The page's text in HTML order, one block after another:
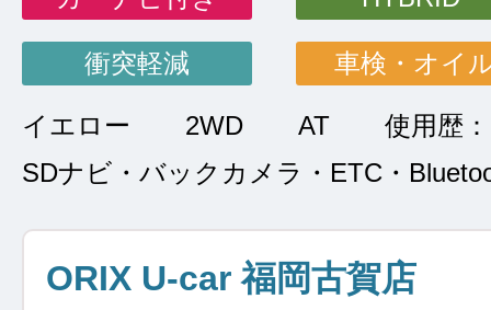
衝突軽減 車検・オイ
イエロー 2WD AT
使用歴
SDナビ・バックカメラ・ETC・
ORIX U-car 福岡古賀店